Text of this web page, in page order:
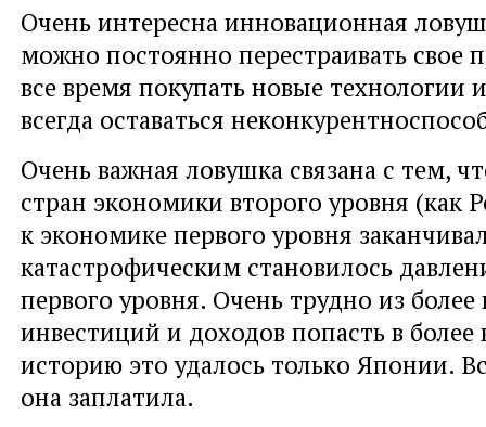
Очень интересна инновационная
можно постоянно перестраивать свое
все время покупать новые технологии
всегда оставаться
Очень важная ловушка связана с тем,
стран экономики второго уровня (как
к экономике первого уровня
катастрофическим становилось
первого уровня. Очень трудно из
инвестиций и доходов попасть в
историю это удалось только Японии.
она заплатила.